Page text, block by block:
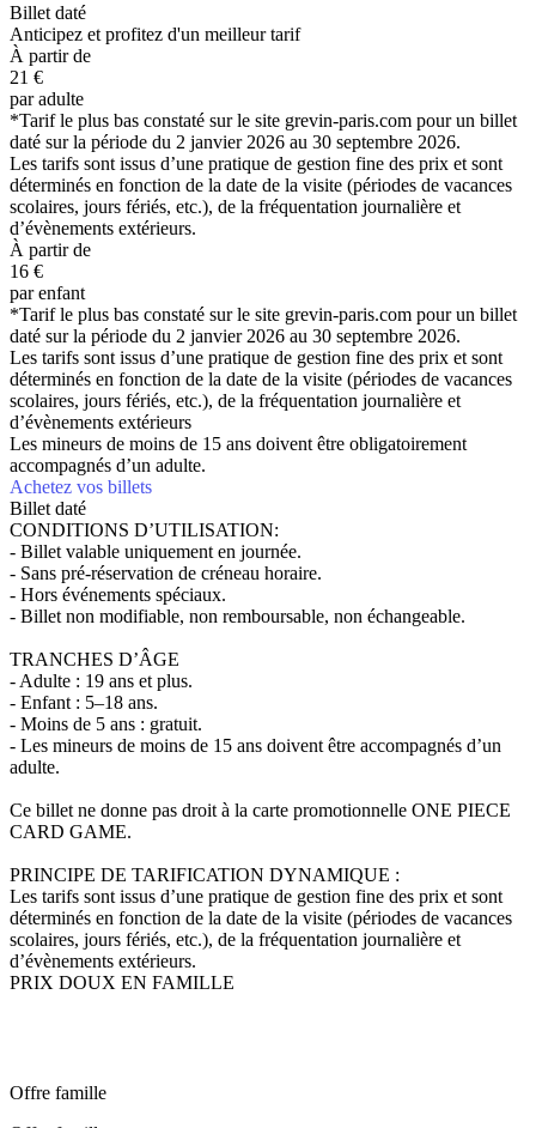
Billet daté
Anticipez et profitez d'un meilleur tarif
À partir de
21 €
par adulte
*Tarif le plus bas constaté sur le site grevin-paris.com pour un billet
daté sur la période du 2 janvier 2026 au 30 septembre 2026.
Les tarifs sont issus d’une pratique de gestion fine des prix et sont
déterminés en fonction de la date de la visite (périodes de vacances
scolaires, jours fériés, etc.), de la fréquentation journalière et
d’évènements extérieurs.
À partir de
16 €
par enfant
*Tarif le plus bas constaté sur le site grevin-paris.com pour un billet
daté sur la période du 2 janvier 2026 au 30 septembre 2026.
Les tarifs sont issus d’une pratique de gestion fine des prix et sont
déterminés en fonction de la date de la visite (périodes de vacances
scolaires, jours fériés, etc.), de la fréquentation journalière et
d’évènements extérieurs
Les mineurs de moins de 15 ans doivent être obligatoirement
accompagnés d’un adulte.
Achetez vos billets
Billet daté
CONDITIONS D’UTILISATION:
- Billet valable uniquement en journée.
- Sans pré-réservation de créneau horaire.
- Hors événements spéciaux.
- Billet non modifiable, non remboursable, non échangeable.
TRANCHES D’ÂGE
- Adulte : 19 ans et plus.
- Enfant : 5–18 ans.
- Moins de 5 ans : gratuit.
- Les mineurs de moins de 15 ans doivent être accompagnés d’un
adulte.
Ce billet ne donne pas droit à la carte promotionnelle ONE PIECE
CARD GAME.
PRINCIPE DE TARIFICATION DYNAMIQUE :
Les tarifs sont issus d’une pratique de gestion fine des prix et sont
déterminés en fonction de la date de la visite (périodes de vacances
scolaires, jours fériés, etc.), de la fréquentation journalière et
d’évènements extérieurs.
PRIX DOUX EN FAMILLE
Offre famille